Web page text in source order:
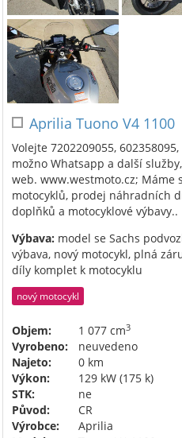
Aprilia Tuono V4 1100
Volejte 7202209055,
možno Whatsapp a další
web. www.westmoto.cz; Máme
motocyklů, prodej náhradních
doplňků a motocyklové výbavy..
Výbava: model se Sachs
výbava, nový motocykl, plná
díly komplet k motocyklu
nový motocykl
Objem: 1 077 cm3
Vyrobeno:
neuvedeno
Najeto:
0 km
Výkon:
129 kW (175 k)
STK:
ne
Původ:
CR
Výrobce:
Aprilia